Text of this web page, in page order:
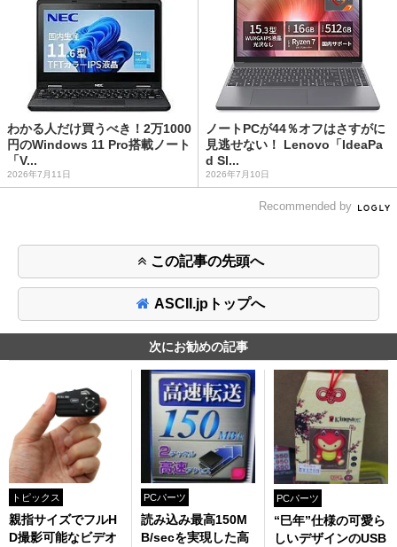
わかる人だけ買うべき！2万1000
円のWindows 11 Pro搭載ノート
「V...
2026年7月11日
ノートPCが44％オフはさすがに
見逃せない！ Lenovo「IdeaPa
d Sl...
2026年7月10日
Recommended by
この記事の先頭へ
ASCII.jpトップへ
次にお勧めの記事
トピックス
親指サイズでフルH
D撮影可能なビデオ
PCパーツ
読み込み最高150M
B/secを実現した高
PCパーツ
“巳年”仕様の可愛ら
しいデザインのUSB